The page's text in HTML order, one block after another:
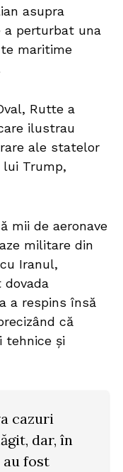
asupra
a perturbat una
maritime
Rutte a
ilustrau
ale statelor
lui Trump,
mii de aeronave
militare din
Iranul,
a respins însă
că
tehnice și
cazuri
dar, în
fost